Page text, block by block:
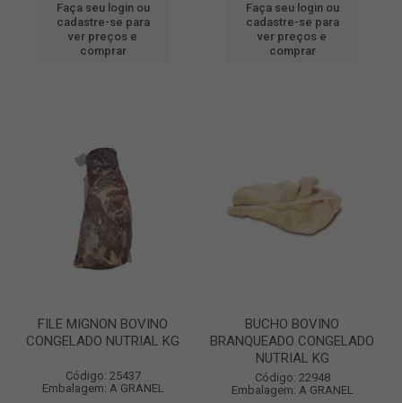
Faça seu login ou
cadastre-se para
ver preços e
comprar
Faça seu login ou
cadastre-se para
ver preços e
comprar
FILE MIGNON BOVINO
CONGELADO NUTRIAL KG
Código: 25437
Embalagem: A GRANEL
BUCHO BOVINO
BRANQUEADO CONGELADO
NUTRIAL KG
Código: 22948
Embalagem: A GRANEL